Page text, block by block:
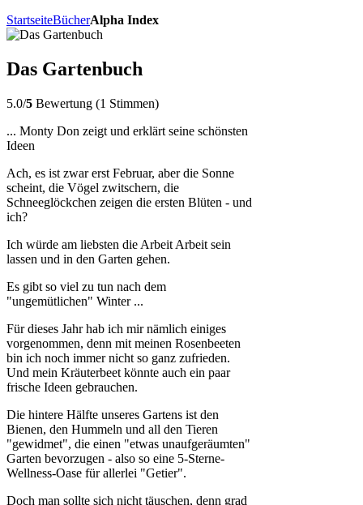
StartseiteBücherAlpha Index
Das Gartenbuch
5.0/5 Bewertung (1 Stimmen)
... Monty Don zeigt und erklärt seine schönsten
Ideen
Ach, es ist zwar erst Februar, aber die Sonne
scheint, die Vögel zwitschern, die
Schneeglöckchen zeigen die ersten Blüten - und
ich?
Ich würde am liebsten die Arbeit Arbeit sein
lassen und in den Garten gehen.
Es gibt so viel zu tun nach dem
"ungemütlichen" Winter ...
Für dieses Jahr hab ich mir nämlich einiges
vorgenommen, denn mit meinen Rosenbeeten
bin ich noch immer nicht so ganz zufrieden.
Und mein Kräuterbeet könnte auch ein paar
frische Ideen gebrauchen.
Die hintere Hälfte unseres Gartens ist den
Bienen, den Hummeln und all den Tieren
"gewidmet", die einen "etwas unaufgeräumten"
Garten bevorzugen - also so eine 5-Sterne-
Wellness-Oase für allerlei "Getier".
Doch man sollte sich nicht täuschen, denn grad